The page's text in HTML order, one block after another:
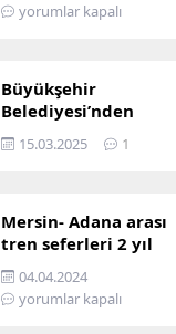
yorumlar kapalı
Büyükşehir
Belediyesi’nden
Mersin ve Adana arası
ulaşım başladı
15.03.2025 1
Mersin- Adana arası
tren seferleri 2 yıl
boyunca
çalışmayacak
04.04.2024
yorumlar kapalı